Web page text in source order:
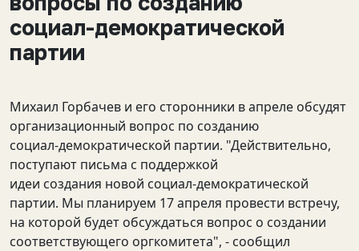
социал-демократической
партии
Михаил Горбачев и его сторонники в апреле обсудят
организационный вопрос по созданию
социал-демократической партии. "Действительно,
поступают письма с поддержкой
идеи создания новой социал-демократической
партии. Мы планируем 17 апреля провести встречу,
на которой будет обсуждаться вопрос о создании
соответствующего оргкомитета", - сообщил